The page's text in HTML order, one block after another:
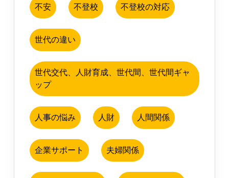
不安 不登校 不登校の対応
世代の違い
世代交代、人財育成、世代間、世代間ギャ
ップ
人事の悩み 人財 人間関係
企業サポート 夫婦関係